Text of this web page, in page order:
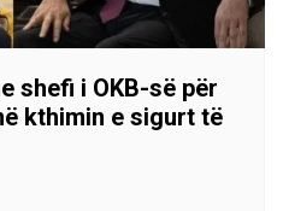
shefi i OKB-së për
kthimin e sigurt të